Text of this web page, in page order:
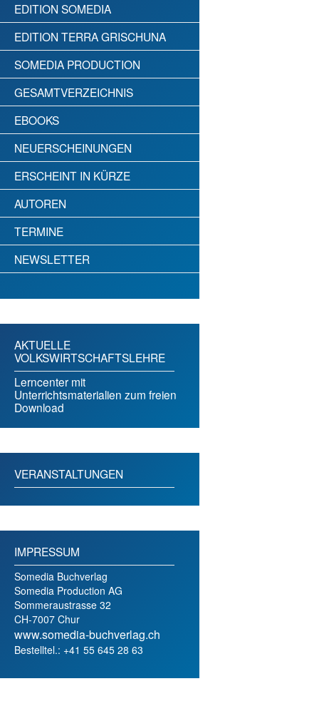
EDITION SOMEDIA
EDITION TERRA GRISCHUNA
SOMEDIA PRODUCTION
GESAMTVERZEICHNIS
EBOOKS
NEUERSCHEINUNGEN
ERSCHEINT IN KÜRZE
AUTOREN
TERMINE
NEWSLETTER
AKTUELLE
VOLKSWIRTSCHAFTSLEHRE
Lerncenter mit
Unterrichtsmaterialien zum freien
Download
VERANSTALTUNGEN
IMPRESSUM
Somedia Buchverlag
Somedia Production AG
Sommeraustrasse 32
CH-7007 Chur
www.somedia-buchverlag.ch
Bestelltel.: +41 55 645 28 63